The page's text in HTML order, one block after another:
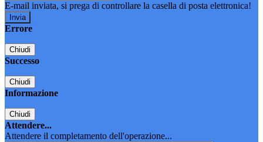
E-mail inviata, si prega di controllare la casella di posta elettronica!
Errore
Chiudi
Successo
Chiudi
Informazione
Chiudi
Attendere...
Attendere il completamento dell'operazione...